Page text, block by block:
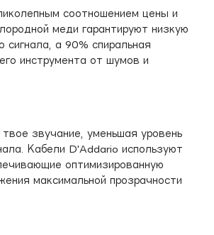
соотношением цены и
меди гарантируют низкую
сигнала, а 90% спиральная
инструмента от шумов и
звучание, уменьшая уровень
Кабели D'Addario используют
оптимизированную
максимальной прозрачности